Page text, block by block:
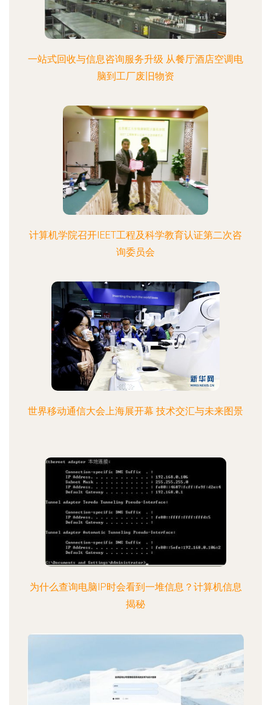
一站式回收与信息咨询服务升级 从餐厅酒店空调电
脑到工厂废旧物资
计算机学院召开IEET工程及科学教育认证第二次咨
询委员会
世界移动通信大会上海展开幕 技术交汇与未来图景
为什么查询电脑IP时会看到一堆信息？计算机信息
揭秘